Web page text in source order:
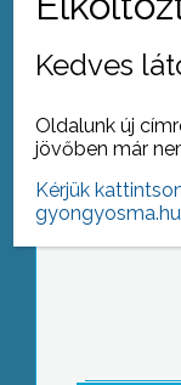
Kedves
Oldalunk új
jövőben már
Kérjük